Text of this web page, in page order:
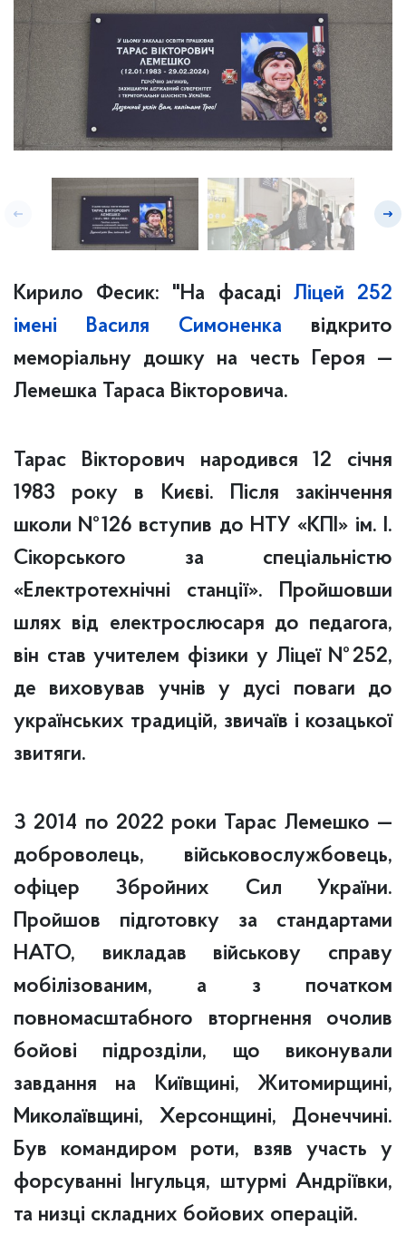
Кирило Фесик: "На фасаді Ліцей 252
імені Василя Симоненка відкрито
меморіальну дошку на честь Героя —
Лемешка Тараса Вікторовича.
Тарас Вікторович народився 12 січня
1983 року в Києві. Після закінчення
школи №126 вступив до НТУ «КПІ» ім. І.
Сікорського за спеціальністю
«Електротехнічні станції». Пройшовши
шлях від електрослюсаря до педагога,
він став учителем фізики у Ліцеї №252,
де виховував учнів у дусі поваги до
українських традицій, звичаїв і козацької
звитяги.
З 2014 по 2022 роки Тарас Лемешко —
доброволець, військовослужбовець,
офіцер Збройних Сил України.
Пройшов підготовку за стандартами
НАТО, викладав військову справу
мобілізованим, а з початком
повномасштабного вторгнення очолив
бойові підрозділи, що виконували
завдання на Київщині, Житомирщині,
Миколаївщині, Херсонщині, Донеччині.
Був командиром роти, взяв участь у
форсуванні Інгульця, штурмі Андріївки,
та низці складних бойових операцій.